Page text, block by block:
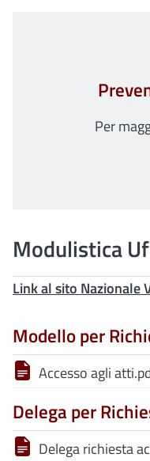
Per
Modulistica
Link al sito Nazionale
Modello per
Accesso agli
Delega per
Delega richiesta